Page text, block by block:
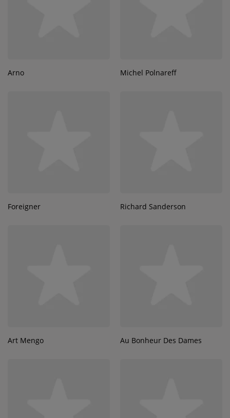
Arno Michel Polnareff
Foreigner Richard Sanderson
Art Mengo Au Bonheur Des Dames